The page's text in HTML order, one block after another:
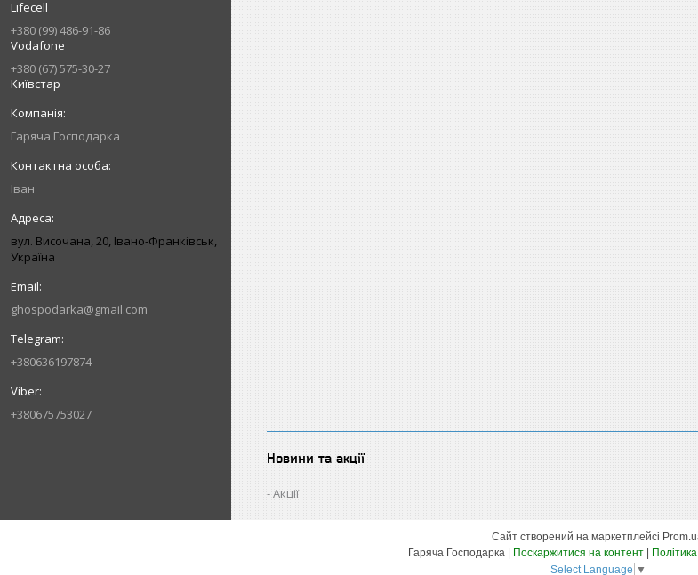
Lifecell
+380 (99) 486-91-86
Vodafone
+380 (67) 575-30-27
Київстар
Гаряча Господарка
Іван
вул. Височана, 20, Івано-Франківськ,
Україна
ghospodarka@gmail.com
+380636197874
+380675753027
Новини та акції
Акції
Сайт створений на маркетплейсі
Поскаржитися на контент
Select Language ▼